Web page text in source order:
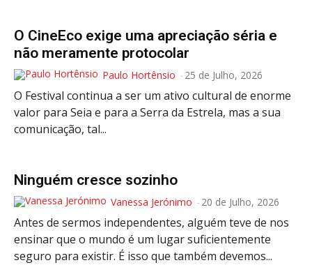
Assinaturas
Onde comprar o Jornal
Voz da Solidariedade
Seia em Números
AUTÁRQUICAS 2025 em Seia
Contactos
O CineEco exige uma apreciação séria e
não meramente protocolar
Paulo Hortênsio - 25 de Julho, 2026
O Festival continua a ser um ativo cultural de enorme
valor para Seia e para a Serra da Estrela, mas a sua
comunicação, tal...
Ninguém cresce sozinho
Vanessa Jerónimo - 20 de Julho, 2026
Antes de sermos independentes, alguém teve de nos
ensinar que o mundo é um lugar suficientemente
seguro para existir. É isso que também devemos...